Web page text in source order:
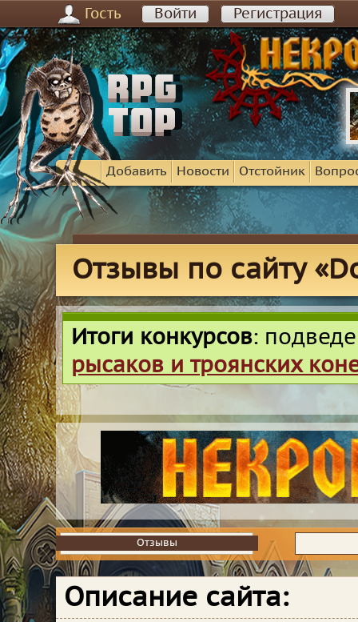
Гость Войти Регистрация
Добавить Новости Отстойник
Отзывы по сайту
Итоги конкурсов:
рысаков и троянских
Отзывы
Отзывы
Описание сайта: